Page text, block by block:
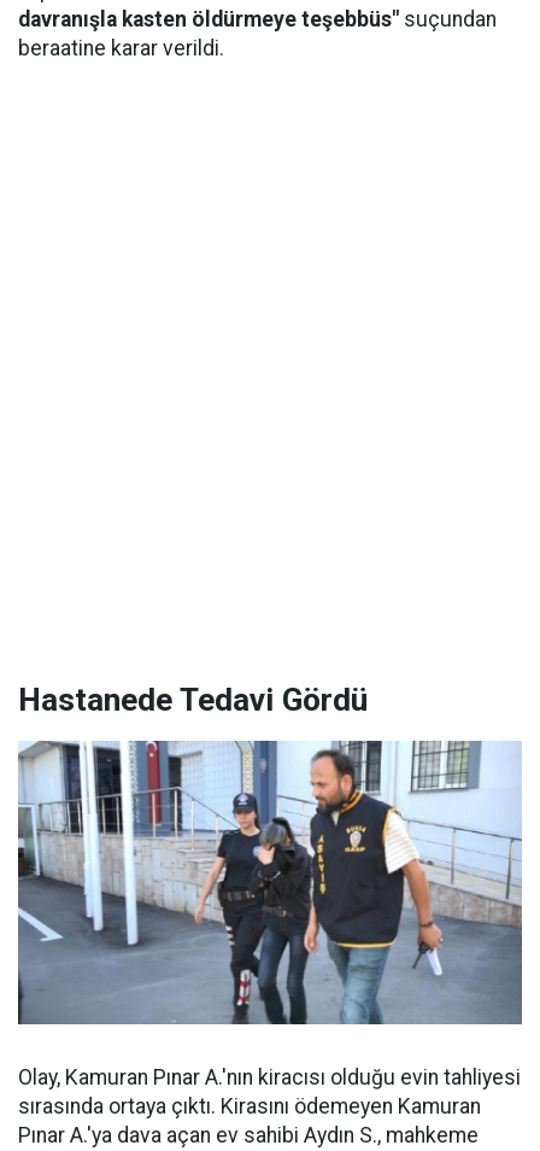
davranışla kasten öldürmeye teşebbüs" suçundan
beraatine karar verildi.
Hastanede Tedavi Gördü
Olay, Kamuran Pınar A.'nın kiracısı olduğu evin tahliyesi
sırasında ortaya çıktı. Kirasını ödemeyen Kamuran
Pınar A.'ya dava açan ev sahibi Aydın S., mahkeme